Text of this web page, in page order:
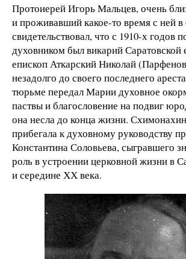
Протоиерей Игорь Мальцев, очень
и проживавший какое-то время с ней
свидетельствовал, что с 1910-х годов
духовником был викарий Саратовской
епископ Аткарский Николай
незадолго до своего последнего
тюрьме передал Марии духовное
паствы и благословение на подвиг
она несла до конца жизни.
прибегала к духовному руководству
Константина Соловьева, сыгравшего
роль в устроении церковной жизни в
и середине ХХ века.